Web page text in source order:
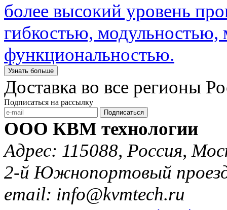
более высокий уровень
гибкостью,
функциональностью.
Узнать больше
Доставка во все регионы
Подписаться на рассылку
Подписаться
ООО КВМ технологии
Адрес: 115088, Россия,
2-й Южнопортовый
email: info@kvmtech.ru